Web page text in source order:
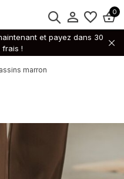
0
et payez dans 30
frais !
marron